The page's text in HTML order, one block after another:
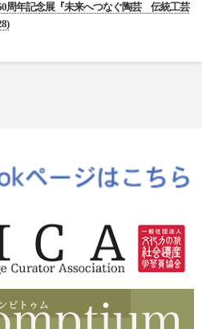
周年記念展『未来へつなぐ陶芸 伝統工芸